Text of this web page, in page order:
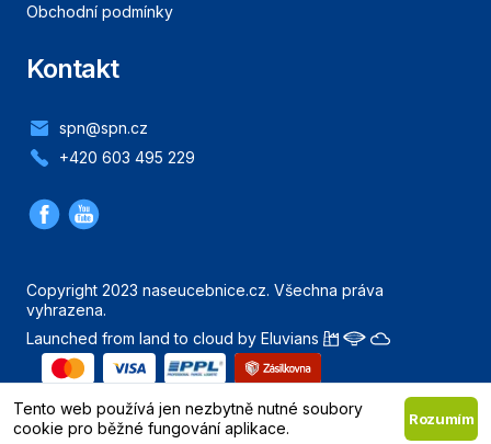
Obchodní podmínky
Kontakt
spn@spn.cz
+420 603 495 229
Copyright 2023 naseucebnice.cz. Všechna práva
vyhrazena.
Launched from land to cloud by Eluvians
Tento web používá jen nezbytně nutné soubory
cookie pro běžné fungování aplikace.
Rozumím